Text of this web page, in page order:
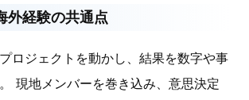
外経験の共通点
ロジェクトを動かし、結果を数字や事
現地メンバーを巻き込み、意思決定